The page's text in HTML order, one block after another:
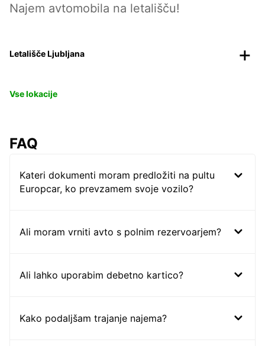
Najem avtomobila na letališču!
Letališče Ljubljana
Vse lokacije
FAQ
Kateri dokumenti moram predložiti na pultu
Europcar, ko prevzamem svoje vozilo?
Ali moram vrniti avto s polnim rezervoarjem?
Ali lahko uporabim debetno kartico?
Kako podaljšam trajanje najema?